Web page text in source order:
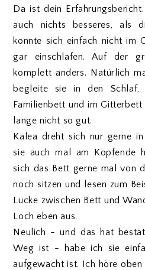
Da ist dein
auch nichts besseres, als
konnte sich einfach nicht im
gar einschlafen. Auf der
komplett anders. Natürlich
begleite sie in den
Familienbett und im
lange nicht so gut.
Kalea dreht sich nur gerne
sie auch mal am Kopfende
sich das Bett gerne mal von
noch sitzen und lesen zum
Lücke zwischen Bett und
Loch eben aus.
Neulich - und das hat
Weg ist - habe ich sie
aufgewacht ist. Ich höre